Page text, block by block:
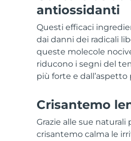
antiossidanti
Questi efficaci
dai danni dei radicali
queste molecole
riducono i segni del
più forte e dall’aspetto
Crisantemo
Grazie alle sue naturali
crisantemo calma le
All acne treatment
All revitalizing eye
Skincare
Advanced pore
Serum
issa™ Teeth
18% PAP
Cosmetici